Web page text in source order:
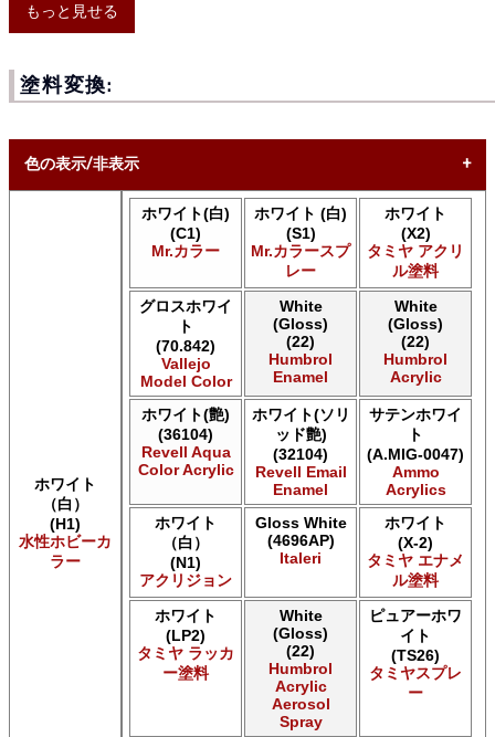
もっと見せる
塗料変換:
色の表示/非表示
* ボックスをオン/オフにして、同等の色を見つけやすくしま
AK INTERACTIVE AK 3rd Gen Acrylics
AK INTERACTIVE AK Acrylics
AK INTERACTIVE AK Extreme Metal
AK INTERACTIVE AK Real Color
AK INTERACTIVE 新 Real Color
ALCLAD II ALCLAD II
Acrylicos Vallejo Vallejo Diorama FX
Acrylicos Vallejo Vallejo Game Air
Acrylicos Vallejo Vallejo Game Color
Acrylicos Vallejo Vallejo Hobby Paint スプレー
Acrylicos Vallejo Vallejo Liquid Gold
Acrylicos Vallejo Vallejo Mecha Color
Acrylicos Vallejo Vallejo Metal Color
Acrylicos Vallejo Vallejo Model Air
Acrylicos Vallejo Vallejo Model Color
Acrylicos Vallejo Vallejo Panzer Aces
Acrylicos Vallejo Vallejo Pigment FX
Acrylicos Vallejo Vallejo Premium カラー
Acrylicos Vallejo Vallejo Wash FX
Acrylicos Vallejo Vallejo Weathering FX
ホワイト
（白）
(H1)
水性ホビーカ
ラー
ホワイト(白)
(C1)
Mr.カラー
ホワイト (白)
(S1)
Mr.カラースプ
レー
ホワイト
(X2)
タミヤ アクリ
ル塗料
グロスホワイ
ト
(70.842)
Vallejo
Model Color
White
(Gloss)
(22)
Humbrol
Enamel
White
(Gloss)
(22)
Humbrol
Acrylic
ホワイト(艶)
(36104)
Revell Aqua
Color Acrylic
ホワイト(ソリ
ッド艶)
(32104)
Revell Email
Enamel
サテンホワイ
ト
(A.MIG-0047)
Ammo
Acrylics
ホワイト
（白）
(N1)
アクリジョン
Gloss White
(4696AP)
Italeri
ホワイト
(X-2)
タミヤ エナメ
ル塗料
ホワイト
(LP2)
タミヤ ラッカ
ー塗料
White
(Gloss)
(22)
Humbrol
Acrylic
Aerosol
Spray
ピュアーホワ
イト
(TS26)
タミヤスプレ
ー